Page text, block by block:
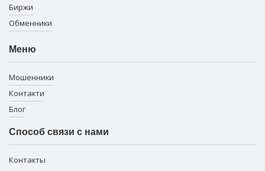
Биржи
Обменники
Меню
Мошенники
Контакти
Блог
Способ связи с нами
Контакты